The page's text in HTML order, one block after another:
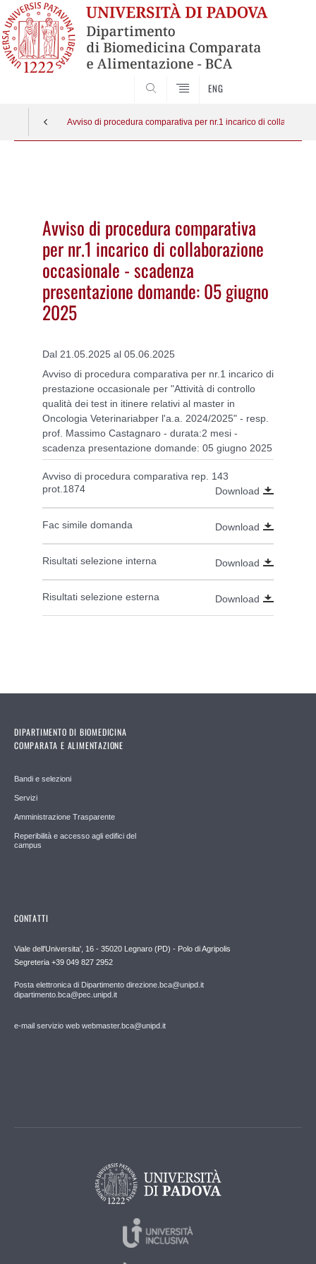
ENG
Avviso di procedura comparativa per nr.1 incarico di
Avviso di procedura comparativa
per nr.1 incarico di collaborazione
occasionale - scadenza
presentazione domande: 05 giugno
2025
Dal 21.05.2025 al 05.06.2025
Avviso di procedura comparativa per nr.1 incarico di
prestazione occasionale per "Attività di controllo
qualità dei test in itinere relativi al master in
Oncologia Veterinariabper l'a.a. 2024/2025" - resp.
prof. Massimo Castagnaro - durata:2 mesi -
scadenza presentazione domande: 05 giugno 2025
Avviso di procedura comparativa rep. 143
prot.1874
Download
Fac simile domanda Download
Risultati selezione interna Download
Risultati selezione esterna Download
DIPARTIMENTO DI BIOMEDICINA
COMPARATA E ALIMENTAZIONE
Bandi e selezioni
Servizi
Amministrazione Trasparente
Reperibilità e accesso agli edifici del
campus
CONTATTI
Viale dell'Universita', 16 - 35020 Legnaro (PD) - Polo di Agripolis
Segreteria +39 049 827 2952
Posta elettronica di Dipartimento direzione.bca@unipd.it
dipartimento.bca@pec.unipd.it
e-mail servizio web webmaster.bca@unipd.it